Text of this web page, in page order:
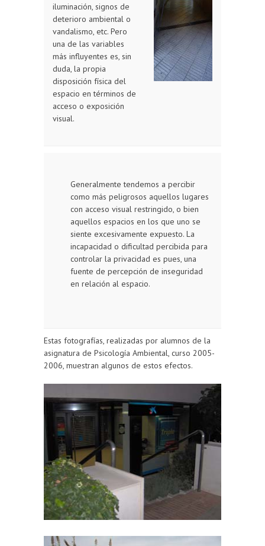
iluminación, signos de
deterioro ambiental o
vandalismo, etc. Pero
una de las variables
más influyentes es, sin
duda, la propia
disposición física del
espacio en términos de
acceso o exposición
visual.
Generalmente tendemos a percibir
como más peligrosos aquellos lugares
con acceso visual restringido, o bien
aquellos espacios en los que uno se
siente excesivamente expuesto. La
incapacidad o dificultad percibida para
controlar la privacidad es pues, una
fuente de percepción de inseguridad
en relación al espacio.
Estas fotografías, realizadas por alumnos de la
asignatura de Psicología Ambiental, curso 2005-
2006, muestran algunos de estos efectos.